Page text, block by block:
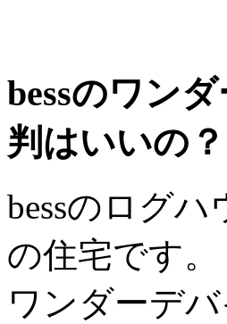
bessのワン
判はいいの？
bessのログ
の住宅です。
ワンダーデ